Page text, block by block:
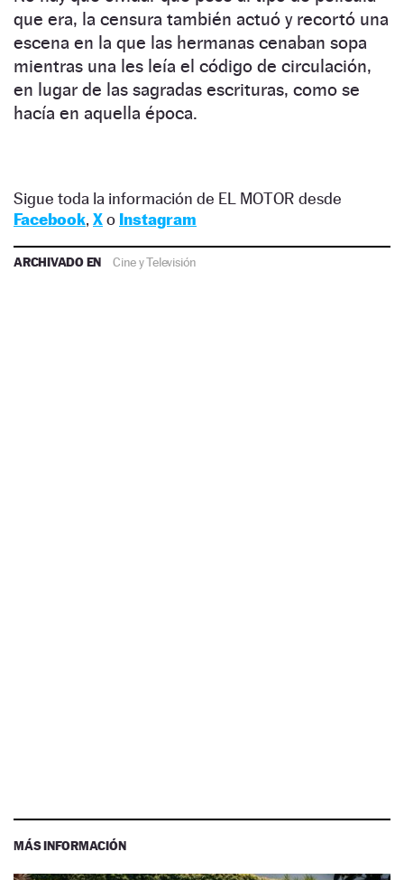
que era, la censura también actuó y recortó una
escena en la que las hermanas cenaban sopa
mientras una les leía el código de circulación,
en lugar de las sagradas escrituras, como se
hacía en aquella época.
Sigue toda la información de EL MOTOR desde
Facebook, Xo Instagram
ARCHIVADO EN Cine y Televisión
MÁS INFORMACIÓN